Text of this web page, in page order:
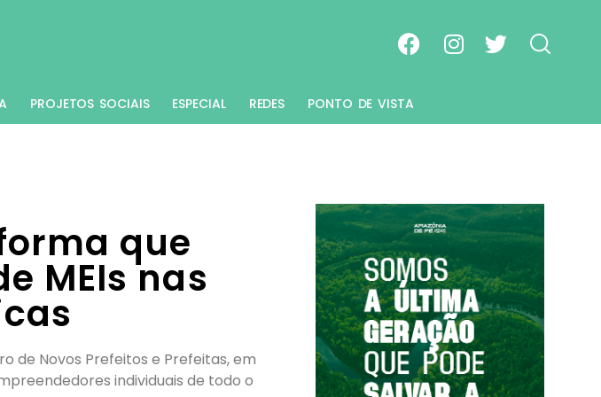
PROJETOS SOCIAIS ESPECIAL REDES PONTO DE VISTA
que
MEIs nas
de Novos Prefeitos e Prefeitas, em
individuais de todo o